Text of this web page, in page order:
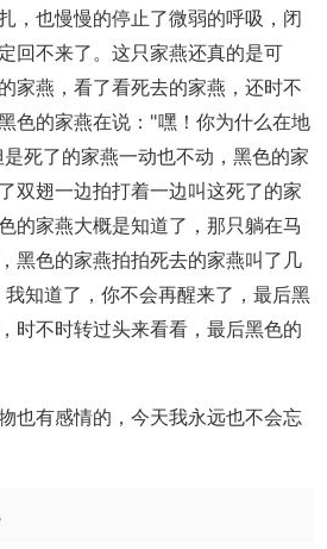
，也慢慢的停止了微弱的呼吸，闭
回不来了。这只家燕还真的是可
家燕，看了看死去的家燕，还时不
色的家燕在说："嘿！你为什么在地
死了的家燕一动也不动，黑色的家
双翅一边拍打着一边叫这死了的家
的家燕大概是知道了，那只躺在马
黑色的家燕拍拍死去的家燕叫了几
知道了，你不会再醒来了，最后黑
时不时转过头来看看，最后黑色的
也有感情的，今天我永远也不会忘